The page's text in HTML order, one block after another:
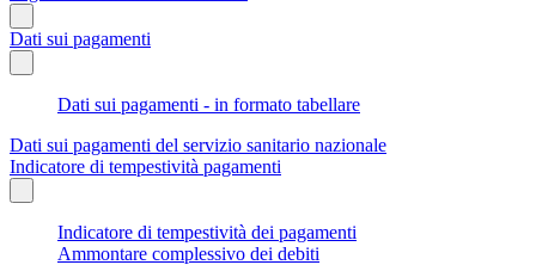
Dati sui pagamenti
Dati sui pagamenti - in formato tabellare
Dati sui pagamenti del servizio sanitario nazionale
Indicatore di tempestività pagamenti
Indicatore di tempestività dei pagamenti
Ammontare complessivo dei debiti